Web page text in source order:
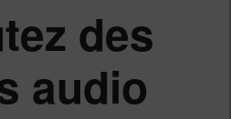
des
audio